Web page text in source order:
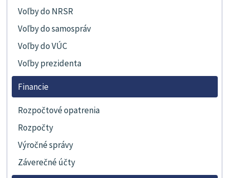
Voľby do NRSR
Voľby do samospráv
Voľby do VÚC
Voľby prezidenta
Financie
Rozpočtové opatrenia
Rozpočty
Výročné správy
Záverečné účty